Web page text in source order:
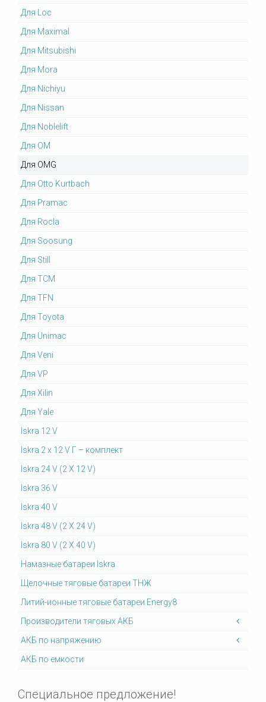
Для Loc
Для Maximal
Для Mitsubishi
Для Mora
Для Nichiyu
Для Nissan
Для Noblelift
Для OM
Для OMG
Для Otto Kurtbach
Для Pramac
Для Rocla
Для Soosung
Для Still
Для TCM
Для TFN
Для Toyota
Для Unimac
Для Veni
Для VP
Для Xilin
Для Yale
Iskra 12 V
Iskra 2 x 12 V Г – комплект
Iskra 24 V (2 X 12 V)
Iskra 36 V
Iskra 40 V
Iskra 48 V (2 X 24 V)
Iskra 80 V (2 X 40 V)
Намазные батареи Iskra
Щелочные тяговые батареи ТНЖ
Литий-ионные тяговые батареи Energy8
Производители тяговых АКБ
АКБ по напряжению
АКБ по емкости
Специальное предложение!